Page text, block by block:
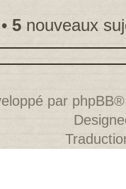
5 nouveaux
par phpBB®